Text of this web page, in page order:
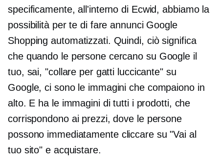
specificamente, all'interno di Ecwid, abbiamo la
possibilità per te di fare annunci Google
Shopping automatizzati. Quindi, ciò significa
che quando le persone cercano su Google il
tuo, sai, "collare per gatti luccicante" su
Google, ci sono le immagini che compaiono in
alto. E ha le immagini di tutti i prodotti, che
corrispondono ai prezzi, dove le persone
possono immediatamente cliccare su "Vai al
tuo sito" e acquistare.